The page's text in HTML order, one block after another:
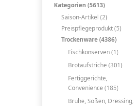
Kategorien (5613)
Saison-Artikel (2)
Preispflegeprodukt (5)
Trockenware (4386)
Fischkonserven (1)
Brotaufstriche (301)
Fertiggerichte,
Convenience (185)
Brühe, Soßen, Dressing,